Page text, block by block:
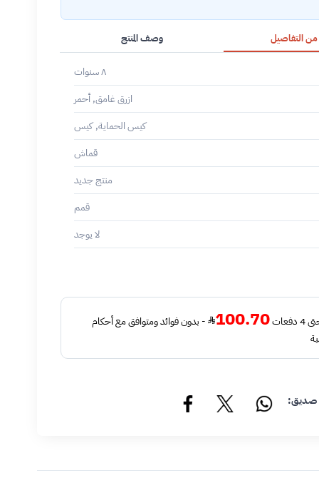
من التفاصيل
٨ سنوات
ازرق غامق, أحمر
كيس الحماية, كيس
قماش
منتج جديد
قمم
لا يوجد
وصف المنتج
100.70 - بدون فوائد ومتوافق مع أحكام
صديق: